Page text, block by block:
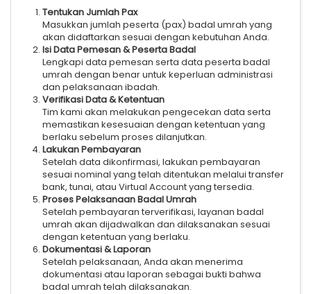
Tentukan Jumlah Pax
Masukkan jumlah peserta (pax) badal umrah yang
akan didaftarkan sesuai dengan kebutuhan Anda.
Isi Data Pemesan & Peserta Badal
Lengkapi data pemesan serta data peserta badal
umrah dengan benar untuk keperluan administrasi
dan pelaksanaan ibadah.
Verifikasi Data & Ketentuan
Tim kami akan melakukan pengecekan data serta
memastikan kesesuaian dengan ketentuan yang
berlaku sebelum proses dilanjutkan.
Lakukan Pembayaran
Setelah data dikonfirmasi, lakukan pembayaran
sesuai nominal yang telah ditentukan melalui transfer
bank, tunai, atau Virtual Account yang tersedia.
Proses Pelaksanaan Badal Umrah
Setelah pembayaran terverifikasi, layanan badal
umrah akan dijadwalkan dan dilaksanakan sesuai
dengan ketentuan yang berlaku.
Dokumentasi & Laporan
Setelah pelaksanaan, Anda akan menerima
dokumentasi atau laporan sebagai bukti bahwa
badal umrah telah dilaksanakan.